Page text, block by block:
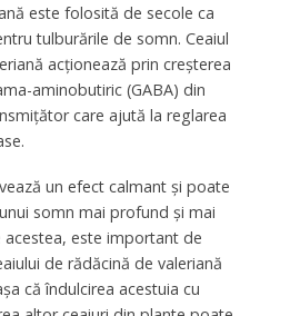
este folosită de secole ca
tulburările de somn. Ceaiul
acționează prin creșterea
aminobutiric (GABA) din
care ajută la reglarea
un efect calmant și poate
somn mai profund și mai
este important de
de rădăcină de valeriană
că îndulcirea acestuia cu